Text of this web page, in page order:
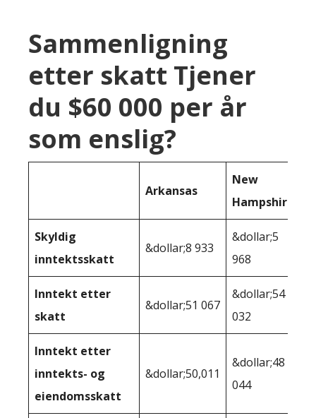
Sammenligning
etter skatt Tjener
du $60 000 per år
som enslig?
Arkansas
New
Hampshire
Skyldig
inntektsskatt
&dollar;8 933
&dollar;5
968
Inntekt etter
skatt
&dollar;51 067
&dollar;54
032
Inntekt etter
inntekts- og
eiendomsskatt
&dollar;50,011
&dollar;48
044